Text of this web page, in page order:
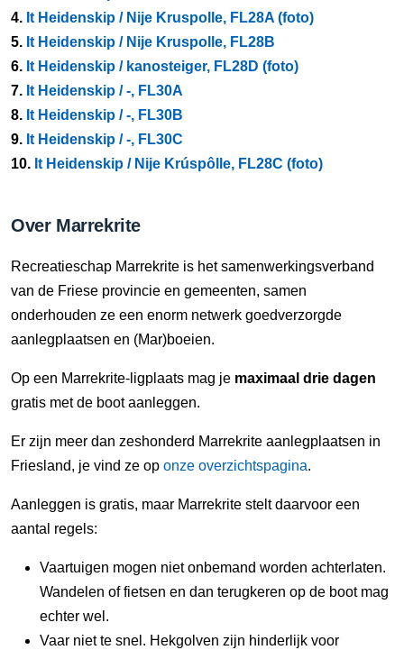
4. It Heidenskip / Nije Kruspolle, FL28A (foto)
5. It Heidenskip / Nije Kruspolle, FL28B
6. It Heidenskip / kanosteiger, FL28D (foto)
7. It Heidenskip / -, FL30A
8. It Heidenskip / -, FL30B
9. It Heidenskip / -, FL30C
10. It Heidenskip / Nije Krúspôlle, FL28C (foto)
Over Marrekrite
Recreatieschap Marrekrite is het samenwerkingsverband
van de Friese provincie en gemeenten, samen
onderhouden ze een enorm netwerk goedverzorgde
aanlegplaatsen en (Mar)boeien.
Op een Marrekrite-ligplaats mag je maximaal drie dagen
gratis met de boot aanleggen.
Er zijn meer dan zeshonderd Marrekrite aanlegplaatsen in
Friesland, je vind ze op onze overzichtspagina.
Aanleggen is gratis, maar Marrekrite stelt daarvoor een
aantal regels:
Vaartuigen mogen niet onbemand worden achterlaten.
Wandelen of fietsen en dan terugkeren op de boot mag
echter wel.
Vaar niet te snel. Hekgolven zijn hinderlijk voor